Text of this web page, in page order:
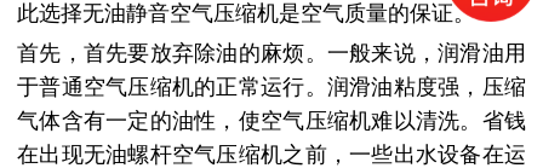
此选择无油静音空气压缩机是空气质量的保证。
首先，首先要放弃除油的麻烦。一般来说，润滑油用
于普通空气压缩机的正常运行。润滑油粘度强，压缩
气体含有一定的油性，使空气压缩机难以清洗。省钱
在出现无油螺杆空气压缩机之前，一些出水设备在运